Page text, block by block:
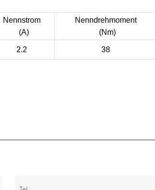
Nennstrom
(A)
Nenndrehmoment
(Nm)
2.2 38